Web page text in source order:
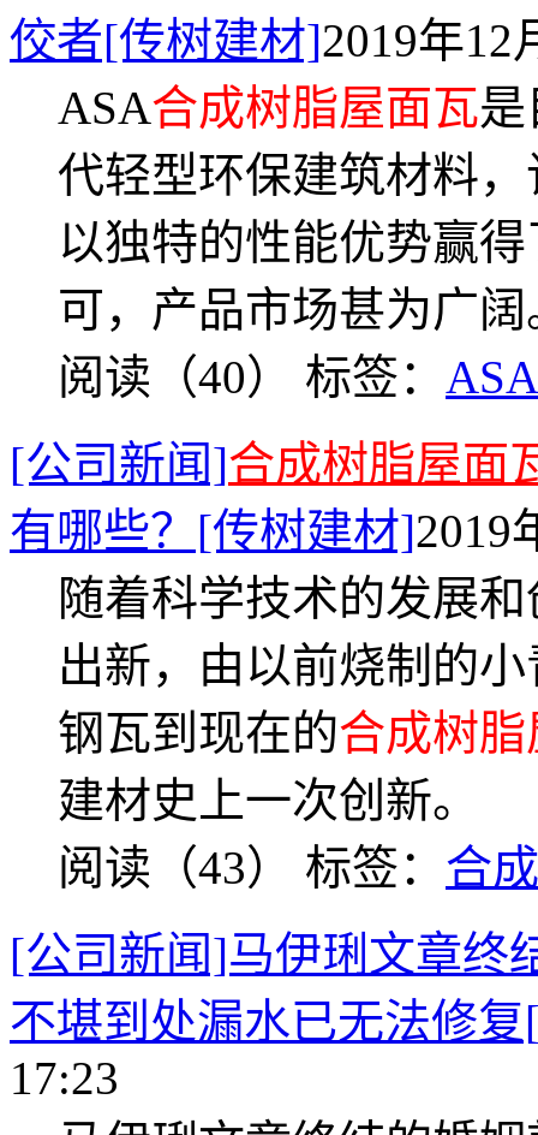
佼者[传树建材]2019年12
ASA合成树脂屋面瓦
代轻型环保建筑材料
以独特的性能优势赢
可，产品市场甚为广
阅读（40） 标签：
[公司新闻]合成树脂屋面
有哪些？[传树建材]2019
随着科学技术的发展
出新，由以前烧制的
钢瓦到现在的合成树
建材史上一次创新。
阅读（43） 标签： 合
[公司新闻]马伊琍文章终
不堪到处漏水已无法修
17:23